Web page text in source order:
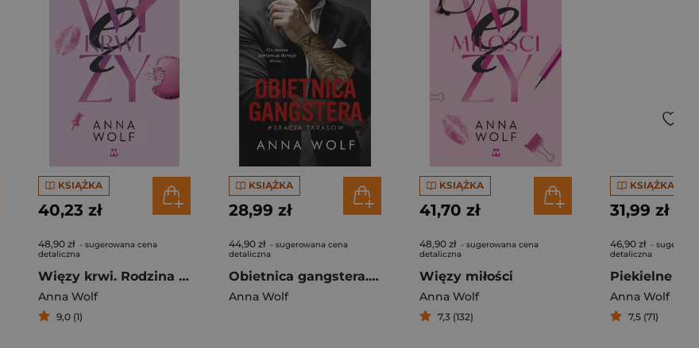
KSIĄŻKA
40,23 zł
48,90 zł - sugerowana cena
detaliczna
Więzy krwi. Rodzina Marshall. Tom 3
Anna Wolf
9,0 (1)
KSIĄŻKA
28,99 zł
44,90 zł - sugerowana cena
detaliczna
Obietnica gangstera. Bracia Tarasow wyd. 2025
Anna Wolf
KSIĄŻKA
41,70 zł
48,90 zł - sugerowana cena
detaliczna
Więzy miłości
Anna Wolf
7,3 (132)
KSIĄŻKA
31,99 zł
46,90 zł -
detaliczna
Piekielne
Anna Wolf
7,5 (71)